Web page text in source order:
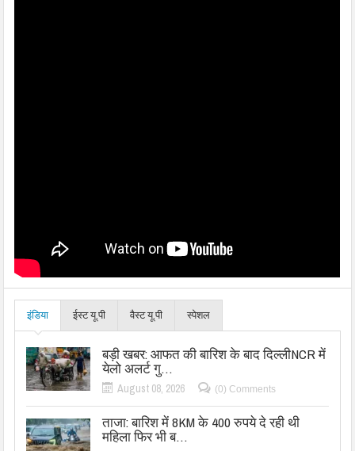
इंडिया ईस्ट यू.पी वैस्ट यू.पी स्पेशल
बड़ी खबर: आफत की बारिश के बाद दिल्लीNCR में
येलो अलर्ट गु…
August 08, 2026 (0) Comments
ताजा: बारिश में 8KM के 400 रुपये दे रही थी
महिला फिर भी ब…